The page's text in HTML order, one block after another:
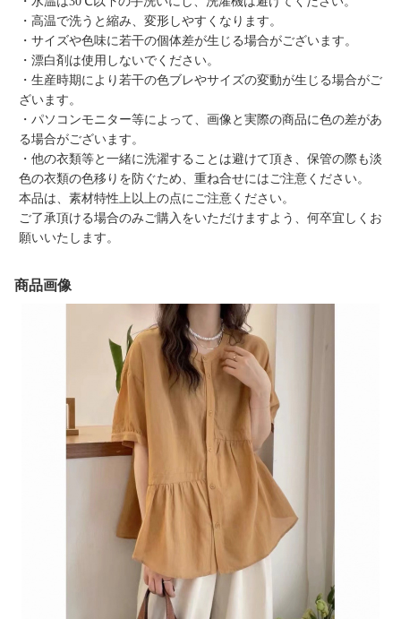
・高温で洗うと縮み、変形しやすくなります。
・サイズや色味に若干の個体差が生じる場合がございます。
・漂白剤は使用しないでください。
・生産時期により若干の色ブレやサイズの変動が生じる場合がご
ざいます。
・パソコンモニター等によって、画像と実際の商品に色の差があ
る場合がございます。
・他の衣類等と一緒に洗濯することは避けて頂き、保管の際も淡
色の衣類の色移りを防ぐため、重ね合せにはご注意ください。
本品は、素材特性上以上の点にご注意ください。
ご了承頂ける場合のみご購入をいただけますよう、何卒宜しくお
願いいたします。
商品画像